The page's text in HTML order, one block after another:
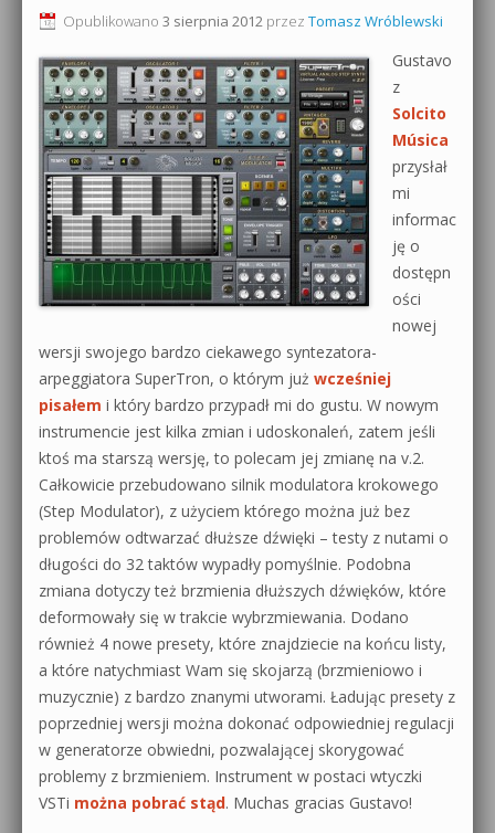
Opublikowano 3 sierpnia 2012 przez Tomasz Wróblewski
Gustavo
z
Solcito
Música
przysłał
mi
informac
ję o
dostępn
ości
nowej
wersji swojego bardzo ciekawego syntezatora-
arpeggiatora SuperTron, o którym już wcześniej
pisałem i który bardzo przypadł mi do gustu. W nowym
instrumencie jest kilka zmian i udoskonaleń, zatem jeśli
ktoś ma starszą wersję, to polecam jej zmianę na v.2.
Całkowicie przebudowano silnik modulatora krokowego
(Step Modulator), z użyciem którego można już bez
problemów odtwarzać dłuższe dźwięki – testy z nutami o
długości do 32 taktów wypadły pomyślnie. Podobna
zmiana dotyczy też brzmienia dłuższych dźwięków, które
deformowały się w trakcie wybrzmiewania. Dodano
również 4 nowe presety, które znajdziecie na końcu listy,
a które natychmiast Wam się skojarzą (brzmieniowo i
muzycznie) z bardzo znanymi utworami. Ładując presety z
poprzedniej wersji można dokonać odpowiedniej regulacji
w generatorze obwiedni, pozwalającej skorygować
problemy z brzmieniem. Instrument w postaci wtyczki
VSTi można pobrać stąd. Muchas gracias Gustavo!